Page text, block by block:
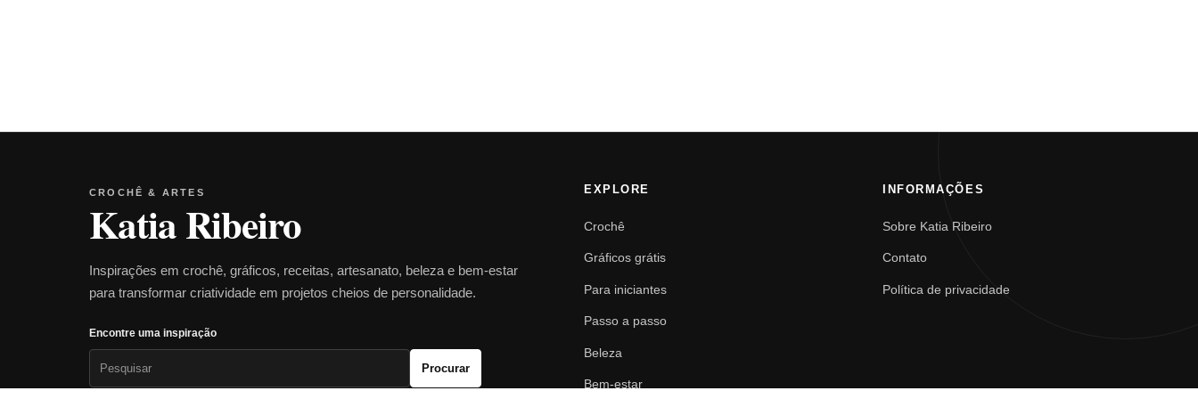
CROCHÊ & ARTES
Katia Ribeiro
Inspirações em crochê, gráficos, receitas, artesanato, beleza e bem-estar
para transformar criatividade em projetos cheios de personalidade.
Encontre uma inspiração
Procurar
EXPLORE
Crochê
Gráficos grátis
Para iniciantes
Passo a passo
Beleza
Bem-estar
INFORMAÇÕES
Sobre Katia Ribeiro
Contato
Política de privacidade